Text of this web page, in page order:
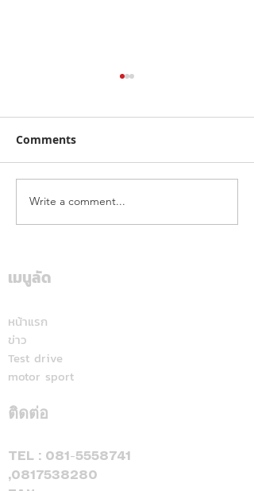
คาลเท็กซ์ ได้รับการรับรอง
หัวจ่ายเชื้อเพลิงมาตรฐาน
การบริการ ตอกย้ำความ
Comments
Write a comment...
เมนูลัด
หน้าแรก
ข่าว
Test drive
motor sport
ติดต่อ
TEL : 081-5558741
,0817538280